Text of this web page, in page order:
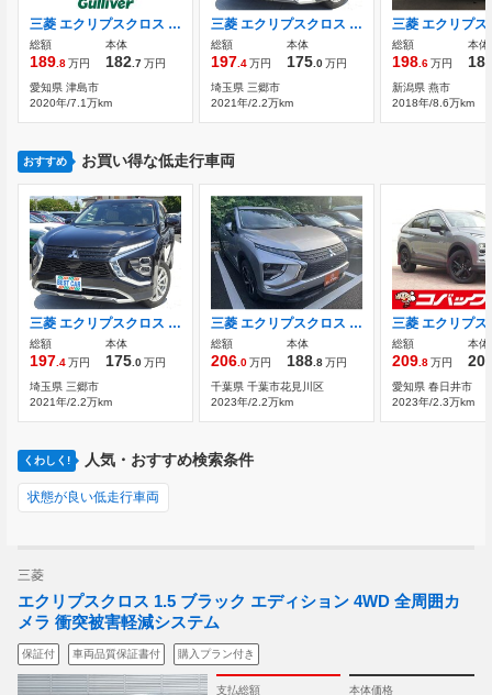
三菱 エクリプスクロス 2.2 ブラック エディション ディーゼルターボ 4WD 禁煙車/ワンオーナー/マイパイロット/純正
総額
189 .8万円
本体
182 .7万円
愛知県 津島市
2020年/7.1万km
三菱 エクリプスクロス PHEV 2.4 G 4WD 純正ナビ フルセグTV 雹害
総額
197 .4万円
本体
175 .0万円
埼玉県 三郷市
2021年/2.2万km
総額
198 .6万円
本体
新潟県 燕市
2018年/8.6万km
おすすめ お買い得な低走行車両
三菱 エクリプスクロス PHEV 2.4 G 4WD 純正ナビ フルセグTV 雹害
総額
197.4万円
本体
175.0万円
埼玉県 三郷市
2021年/2.2万km
三菱 エクリプスクロス PHEV 2.4 M 4WD 禁煙車 KENWOODナビ フルセグTV
総額
206.0万円
本体
188.8万円
千葉県 千葉市花見川区
2023年/2.2万km
総額
209.8万円
本体
愛知県 春日井市
2023年/2.3万km
くわしく! 人気・おすすめ検索条件
状態が良い低走行車両
三菱
エクリプスクロス 1.5 ブラック エディション 4WD 全周囲カ
メラ 衝突被害軽減システム
保証付 車両品質保証書付 購入プラン付き
支払総額 本体価格